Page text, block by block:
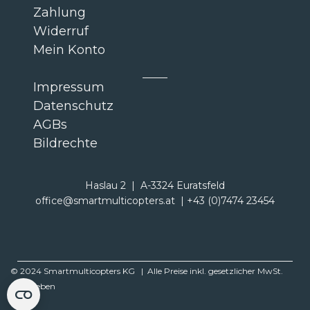
Zahlung
Widerruf
Mein Konto
Impressum
Datenschutz
AGBs
Bildrechte
Haslau 2 | A-3324 Euratsfeld
office@smartmulticopters.at | +43 (0)7474 23454
© 2024 Smartmulticopters KG | Alle Preise inkl. gesetzlicher MwSt.
angegeben